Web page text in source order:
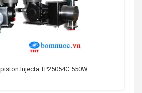
Injecta TP25054C 550W